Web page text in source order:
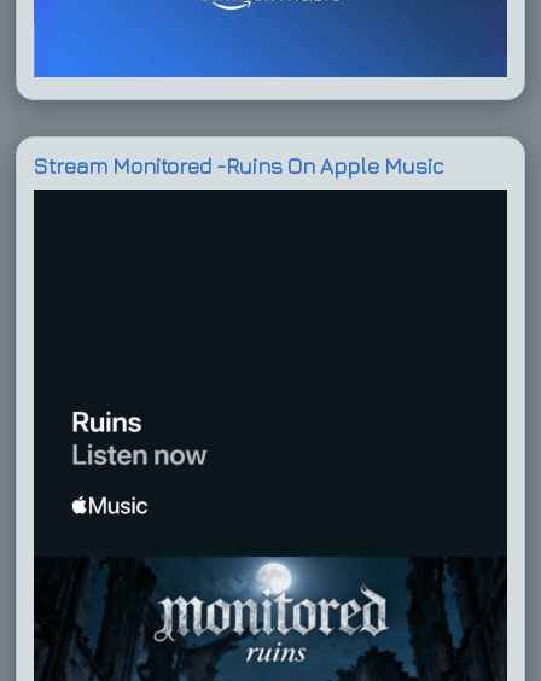
Stream Monitored -Ruins On Apple Music